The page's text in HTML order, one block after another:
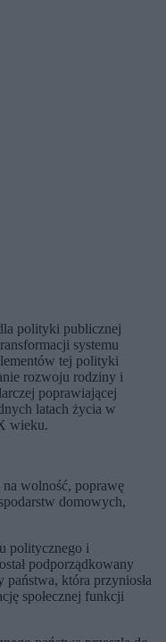
polityki publicznej
systemu
tej polityki
rozwoju rodziny i
poprawiającej
latach życia w
wieku.
wolność, poprawę
domowych,
politycznego i
podporządkowany
która przyniosła
społecznej funkcji